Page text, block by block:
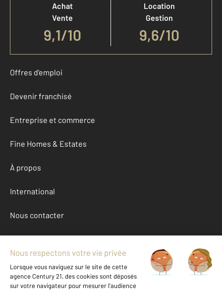
Achat
Vente
9,1/10
Location
Gestion
9,6/10
Offres d'emploi
Devenir franchisé
Entreprise et commerce
Fine Homes & Estates
À propos
International
Nous contacter
Mentions légales & CGU et Barèmes d'honoraires
Données personnelles
Gestionnaire des cookies